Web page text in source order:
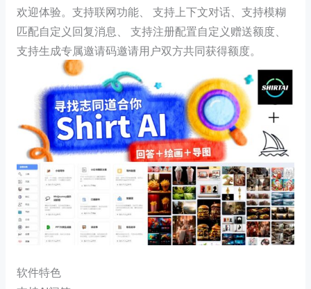
欢迎体验。支持联网功能、 支持上下文对话、支持模糊
匹配自定义回复消息、 支持注册配置自定义赠送额度、
支持生成专属邀请码邀请用户双方共同获得额度。
软件特色